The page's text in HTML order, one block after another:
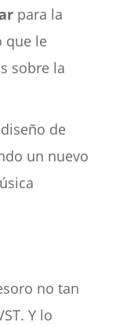
para la
que le
sobre la
de
un nuevo
no tan
Y lo